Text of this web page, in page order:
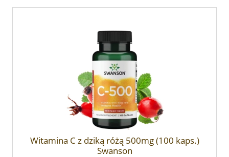
Witamina C z dziką różą 500mg (100 kaps.)
Swanson